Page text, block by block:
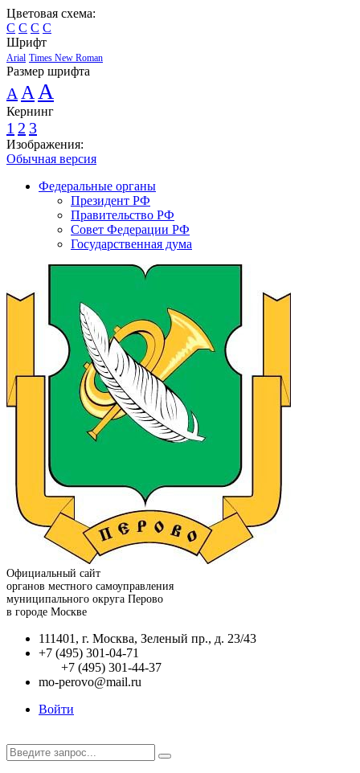
Цветовая схема:
C C C C
Шрифт
Arial Times New Roman
Размер шрифта
A A A
Кернинг
1 2 3
Изображения:
Обычная версия
Федеральные органы
Президент РФ
Правительство РФ
Совет Федерации РФ
Государственная дума
Официальный сайт
органов местного самоуправления
муниципального округа Перово
в городе Москве
111401, г. Москва, Зеленый пр., д. 23/43
+7 (495) 301-04-71
+7 (495) 301-44-37
mo-perovo@mail.ru
Войти